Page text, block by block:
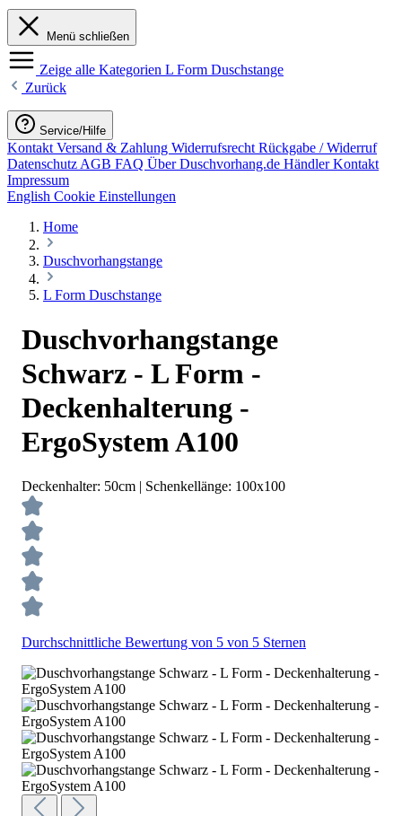
Menü schließen
Zeige alle Kategorien L Form Duschstange
Zurück
Service/Hilfe
Kontakt Versand & Zahlung Widerrufsrecht Rückgabe / Widerruf
Datenschutz AGB FAQ Über Duschvorhang.de Händler Kontakt
Impressum
English Cookie Einstellungen
Home
Duschvorhangstange
L Form Duschstange
Duschvorhangstange
Schwarz - L Form -
Deckenhalterung -
ErgoSystem A100
Deckenhalter: 50cm | Schenkellänge: 100x100
Durchschnittliche Bewertung von 5 von 5 Sternen